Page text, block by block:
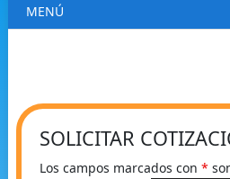
MENÚ
SOLICITAR
Los campos marcados con *